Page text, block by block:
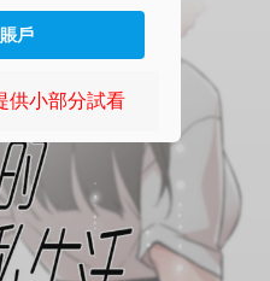
戶
供小部分試看